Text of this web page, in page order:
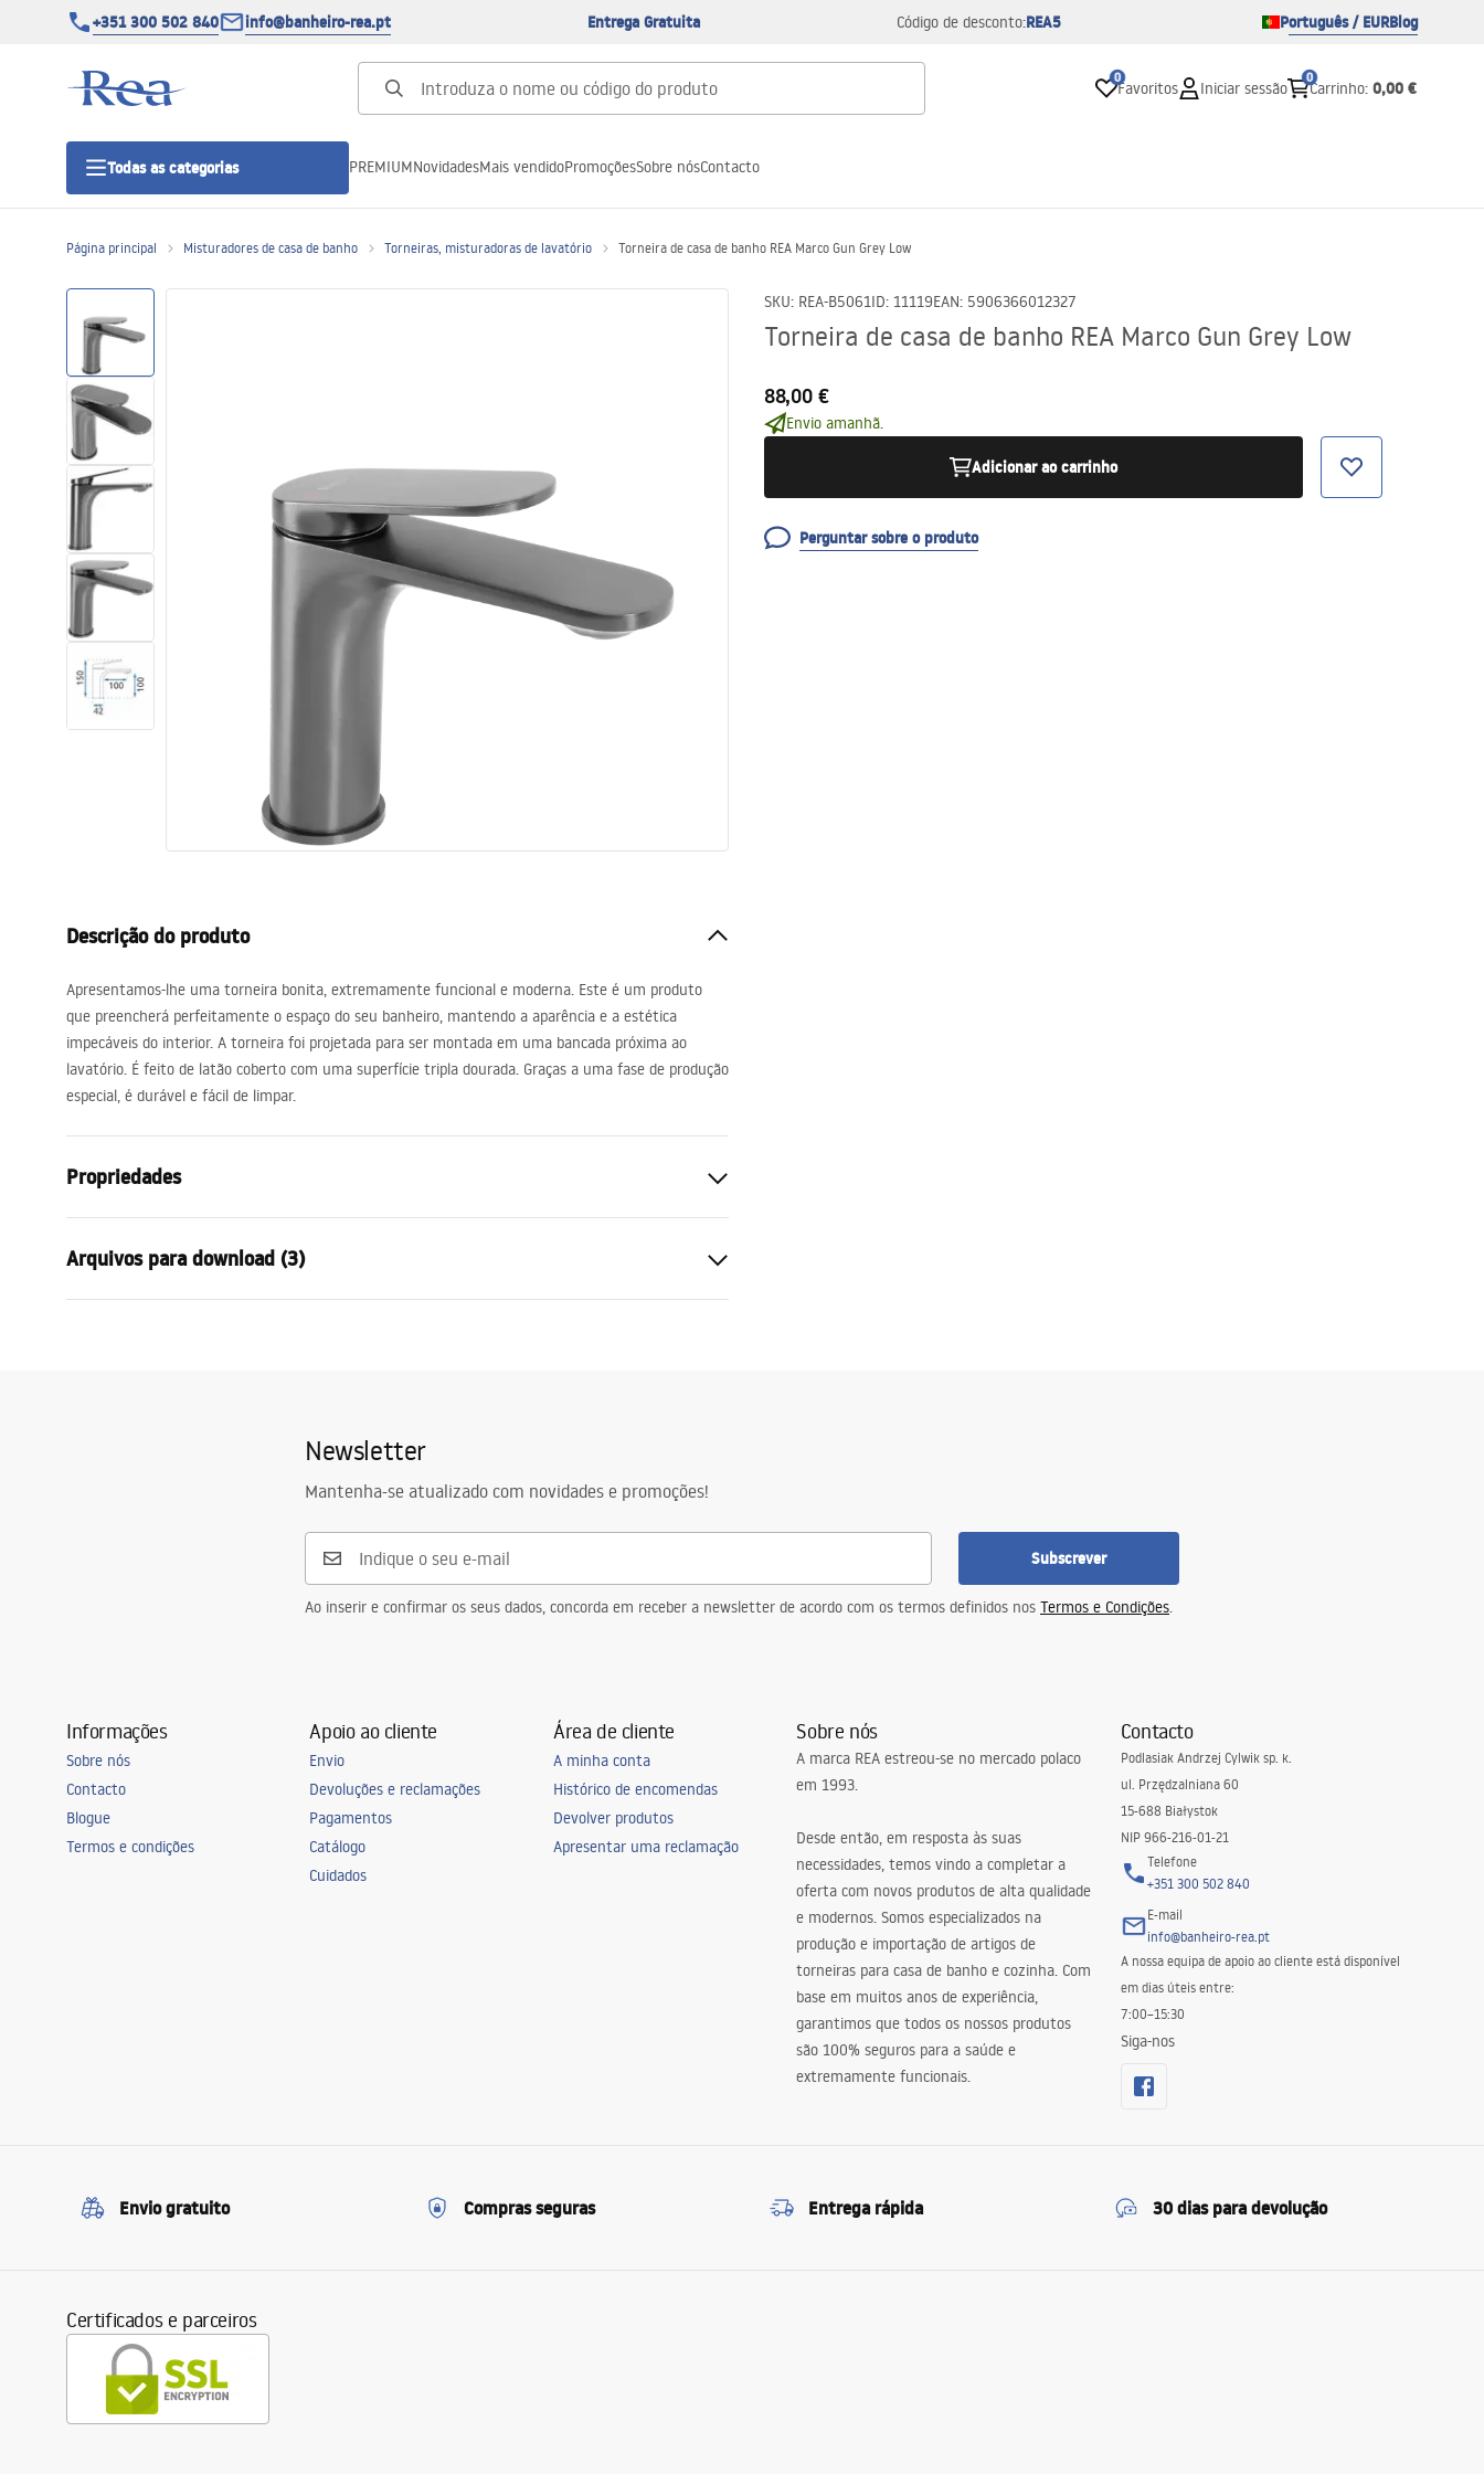
+351 300 502 840 info@banheiro-rea.pt Entrega Gratuita Código de desconto:REA5 Português / EURBlog
0
Favoritos Iniciar sessão
0
Carrinho: 0,00 €
Todas as categorias
outras
Bases de duche de casa de banho
Sumidouros de duche
Sanitas, lavatórios
Lava-louças e lavatórios de casa
de banho
Cabinas de duche de casa de
banho
Misturadores de casa de banho
Chuveiros de casa de banho
Acessórios de casa de banho,
acessórios de casa de banho
PREMIUMNovidadesMais vendidoPromoçõesSobre nósContacto
Página principal Misturadores de casa de banho Torneiras, misturadoras de lavatório Torneira de casa de banho REA Marco Gun Grey Low
SKU: REA-B5061ID: 11119EAN: 5906366012327
Torneira de casa de banho REA Marco Gun Grey Low
88,00 €
Envio amanhã.
Adicionar ao carrinho
Perguntar sobre o produto
Descrição do produto
Apresentamos-lhe uma torneira bonita, extremamente funcional e moderna. Este é um produto
que preencherá perfeitamente o espaço do seu banheiro, mantendo a aparência e a estética
impecáveis ​​do interior. A torneira foi projetada para ser montada em uma bancada próxima ao
lavatório. É feito de latão coberto com uma superfície tripla dourada. Graças a uma fase de produção
especial, é durável e fácil de limpar.
Propriedades
Método de instalação
Cor
Titânio
150
PVD
5 anos
Arquivos para download (3)
Safety_Information_Faucets.pdf
Newsletter
Mantenha-se atualizado com novidades e promoções!
Subscrever
Ao inserir e confirmar os seus dados, concorda em receber a newsletter de acordo com os termos definidos nos Termos e Condições.
Informações
Sobre nós
Contacto
Blogue
Termos e condições
Apoio ao cliente
Envio
Devoluções e reclamações
Pagamentos
Catálogo
Cuidados
Área de cliente
A minha conta
Histórico de encomendas
Devolver produtos
Apresentar uma reclamação
Sobre nós
A marca REA estreou-se no mercado polaco
em 1993.
Desde então, em resposta às suas
necessidades, temos vindo a completar a
oferta com novos produtos de alta qualidade
e modernos. Somos especializados na
produção e importação de artigos de
torneiras para casa de banho e cozinha. Com
base em muitos anos de experiência,
garantimos que todos os nossos produtos
são 100% seguros para a saúde e
extremamente funcionais.
Contacto
Podlasiak Andrzej Cylwik sp. k.
ul. Przędzalniana 60
15-688 Białystok
NIP 966-216-01-21
Telefone
+351 300 502 840
E-mail
info@banheiro-rea.pt
A nossa equipa de apoio ao cliente está disponível
em dias úteis entre:
7:00–15:30
Siga-nos
Envio gratuito Compras seguras Entrega rápida 30 dias para devolução
Certificados e parceiros